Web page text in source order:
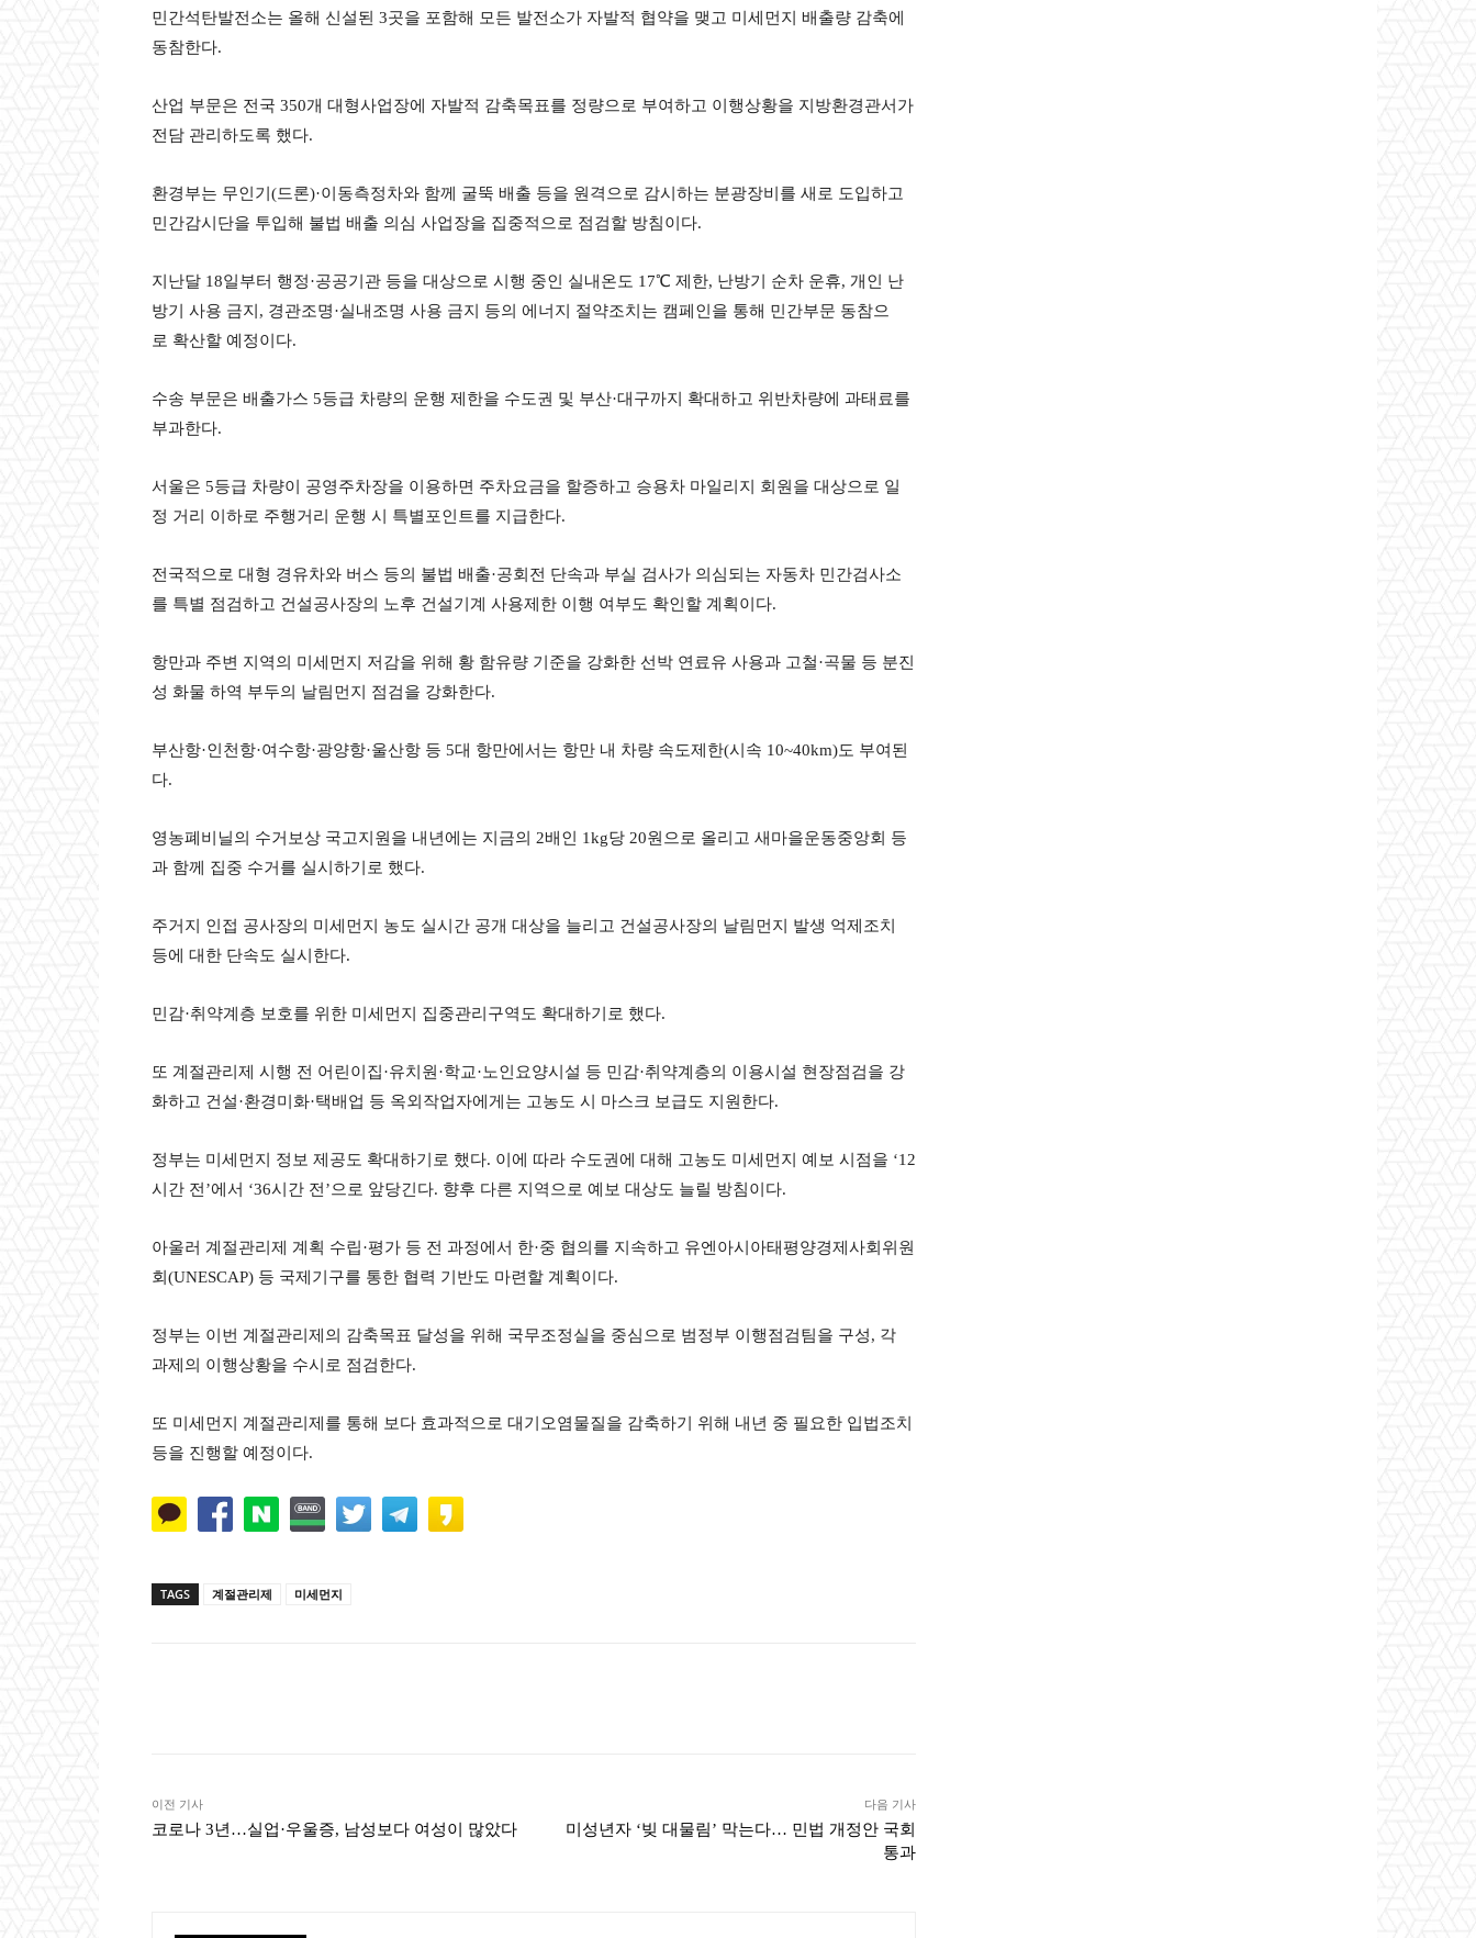
민간석탄발전소는 올해 신설된 3곳을 포함해 모든 발전소가 자발적 협약을 맺고 미세먼지 배출량 감축에
동참한다.
산업 부문은 전국 350개 대형사업장에 자발적 감축목표를 정량으로 부여하고 이행상황을 지방환경관서가
전담 관리하도록 했다.
환경부는 무인기(드론)·이동측정차와 함께 굴뚝 배출 등을 원격으로 감시하는 분광장비를 새로 도입하고
민간감시단을 투입해 불법 배출 의심 사업장을 집중적으로 점검할 방침이다.
지난달 18일부터 행정·공공기관 등을 대상으로 시행 중인 실내온도 17℃ 제한, 난방기 순차 운휴, 개인 난
방기 사용 금지, 경관조명·실내조명 사용 금지 등의 에너지 절약조치는 캠페인을 통해 민간부문 동참으
로 확산할 예정이다.
수송 부문은 배출가스 5등급 차량의 운행 제한을 수도권 및 부산·대구까지 확대하고 위반차량에 과태료를
부과한다.
서울은 5등급 차량이 공영주차장을 이용하면 주차요금을 할증하고 승용차 마일리지 회원을 대상으로 일
정 거리 이하로 주행거리 운행 시 특별포인트를 지급한다.
전국적으로 대형 경유차와 버스 등의 불법 배출·공회전 단속과 부실 검사가 의심되는 자동차 민간검사소
를 특별 점검하고 건설공사장의 노후 건설기계 사용제한 이행 여부도 확인할 계획이다.
항만과 주변 지역의 미세먼지 저감을 위해 황 함유량 기준을 강화한 선박 연료유 사용과 고철·곡물 등 분진
성 화물 하역 부두의 날림먼지 점검을 강화한다.
부산항·인천항·여수항·광양항·울산항 등 5대 항만에서는 항만 내 차량 속도제한(시속 10~40km)도 부여된
다.
영농폐비닐의 수거보상 국고지원을 내년에는 지금의 2배인 1kg당 20원으로 올리고 새마을운동중앙회 등
과 함께 집중 수거를 실시하기로 했다.
주거지 인접 공사장의 미세먼지 농도 실시간 공개 대상을 늘리고 건설공사장의 날림먼지 발생 억제조치
등에 대한 단속도 실시한다.
민감·취약계층 보호를 위한 미세먼지 집중관리구역도 확대하기로 했다.
또 계절관리제 시행 전 어린이집·유치원·학교·노인요양시설 등 민감·취약계층의 이용시설 현장점검을 강
화하고 건설·환경미화·택배업 등 옥외작업자에게는 고농도 시 마스크 보급도 지원한다.
정부는 미세먼지 정보 제공도 확대하기로 했다. 이에 따라 수도권에 대해 고농도 미세먼지 예보 시점을 ‘12
시간 전’에서 ‘36시간 전’으로 앞당긴다. 향후 다른 지역으로 예보 대상도 늘릴 방침이다.
아울러 계절관리제 계획 수립·평가 등 전 과정에서 한·중 협의를 지속하고 유엔아시아태평양경제사회위원
회(UNESCAP) 등 국제기구를 통한 협력 기반도 마련할 계획이다.
정부는 이번 계절관리제의 감축목표 달성을 위해 국무조정실을 중심으로 범정부 이행점검팀을 구성, 각
과제의 이행상황을 수시로 점검한다.
또 미세먼지 계절관리제를 통해 보다 효과적으로 대기오염물질을 감축하기 위해 내년 중 필요한 입법조치
등을 진행할 예정이다.
TAGS 계절관리제 미세먼지
이전 기사
코로나 3년…실업·우울증, 남성보다 여성이 많았다
다음 기사
미성년자 ‘빚 대물림’ 막는다… 민법 개정안 국회
통과